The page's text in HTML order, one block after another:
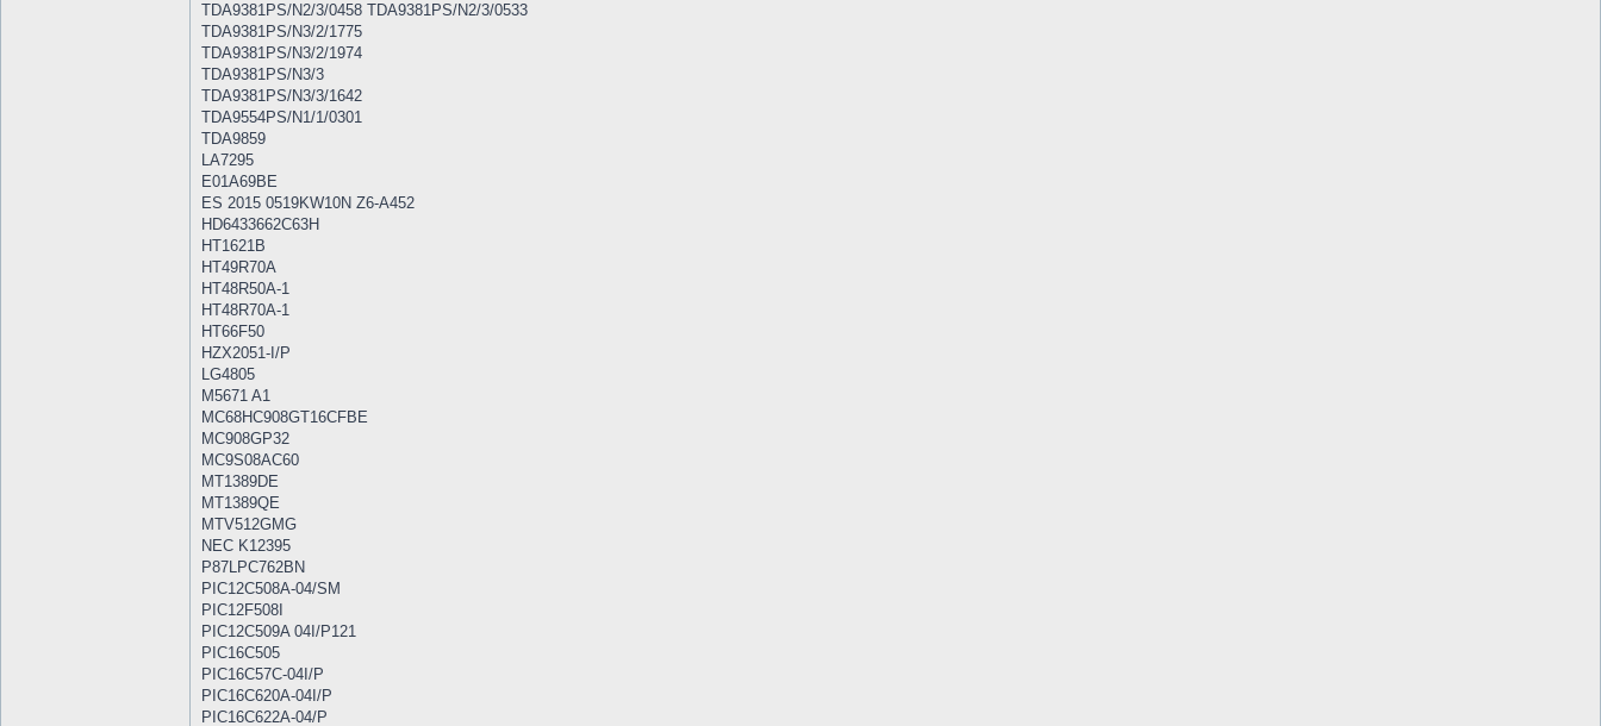
TDA9381PS/N2/3/0458 TDA9381PS/N2/3/0533
TDA9381PS/N3/2/1775
TDA9381PS/N3/2/1974
TDA9381PS/N3/3
TDA9381PS/N3/3/1642
TDA9554PS/N1/1/0301
TDA9859
LA7295
E01A69BE
ES 2015 0519KW10N Z6-A452
HD6433662C63H
HT1621B
HT49R70A
HT48R50A-1
HT48R70A-1
HT66F50
HZX2051-I/P
LG4805
M5671 A1
MC68HC908GT16CFBE
MC908GP32
MC9S08AC60
MT1389DE
MT1389QE
MTV512GMG
NEC K12395
P87LPC762BN
PIC12C508A-04/SM
PIC12F508I
PIC12C509A 04I/P121
PIC16C505
PIC16C57C-04I/P
PIC16C620A-04I/P
PIC16C622A-04/P